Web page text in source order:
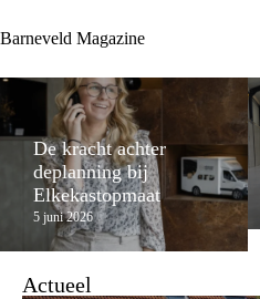
Barneveld Magazine
De kracht achter
deplanning bij
Elkekastopmaat
5 juni 2026
Actueel